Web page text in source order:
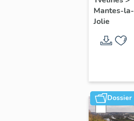
Mantes-la-
Jolie
Dossier